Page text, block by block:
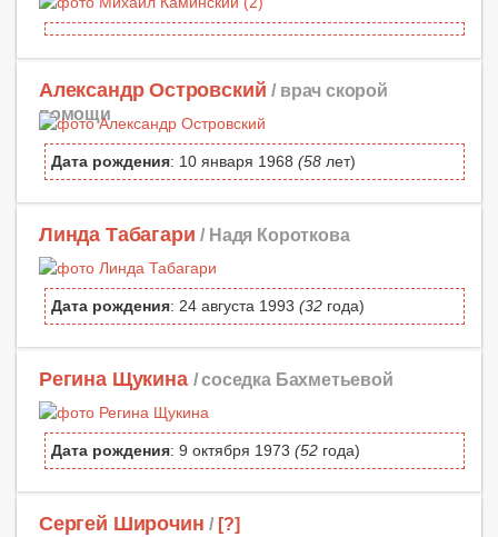
Александр Островский / врач скорой
помощи
Дата рождения: 10 января 1968 (58 лет)
Линда Табагари / Надя Короткова
Дата рождения: 24 августа 1993 (32 года)
Регина Щукина / соседка Бахметьевой
Дата рождения: 9 октября 1973 (52 года)
Сергей Широчин / [?]